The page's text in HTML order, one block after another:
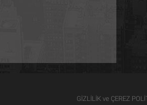
GİZLİLİK ve ÇEREZ